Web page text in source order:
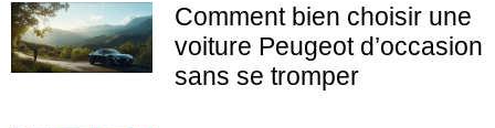
Comment bien choisir une
voiture Peugeot d’occasion
sans se tromper